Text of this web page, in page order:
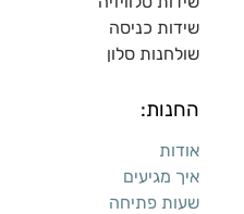
שידות כניסה
שולחנות סלון
החנות:
אודות
איך מגיעים
שעות פתיחה